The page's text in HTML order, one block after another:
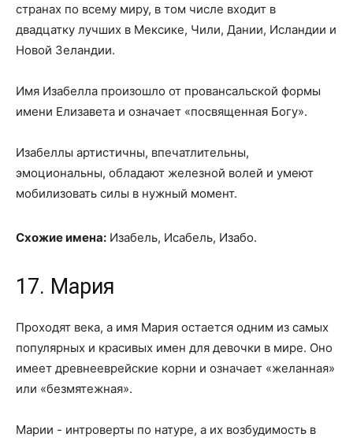
странах по всему миру, в том числе входит в
двадцатку лучших в Мексике, Чили, Дании, Исландии и
Новой Зеландии.
Имя Изабелла произошло от провансальской формы
имени Елизавета и означает «посвященная Богу».
Изабеллы артистичны, впечатлительны,
эмоциональны, обладают железной волей и умеют
мобилизовать силы в нужный момент.
Схожие имена: Изабель, Исабель, Изабо.
17. Мария
Проходят века, а имя Мария остается одним из самых
популярных и красивых имен для девочки в мире. Оно
имеет древнееврейские корни и означает «желанная»
или «безмятежная».
Марии - интроверты по натуре, а их возбудимость в